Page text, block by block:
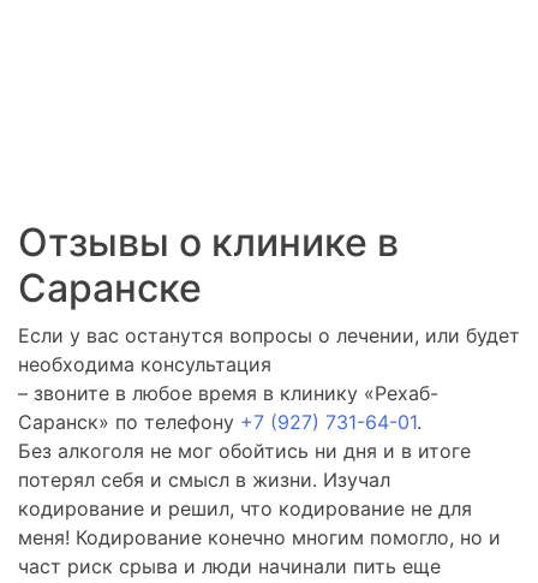
Отзывы о клинике в
Саранске
Если у вас останутся вопросы о лечении, или будет
необходима консультация
– звоните в любое время в клинику «Рехаб-
Саранск» по телефону +7 (927) 731-64-01.
Без алкоголя не мог обойтись ни дня и в итоге
потерял себя и смысл в жизни. Изучал
кодирование и решил, что кодирование не для
меня! Кодирование конечно многим помогло, но и
част риск срыва и люди начинали пить еще